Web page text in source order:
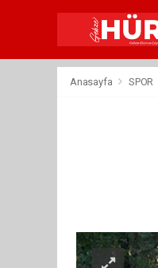
Anasayfa SPOR